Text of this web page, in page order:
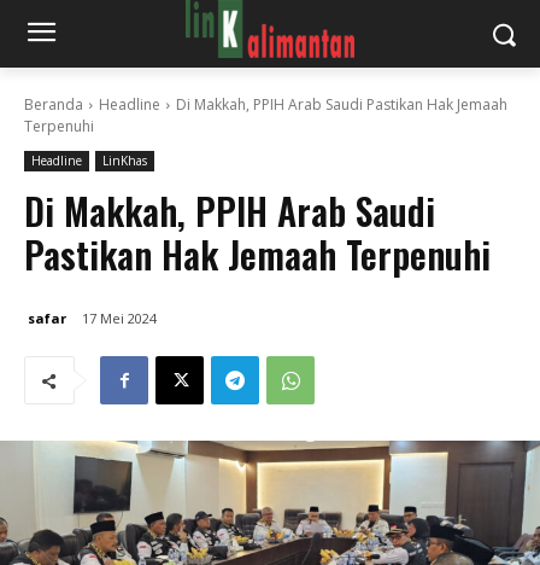
Beranda Headline
Di Makkah, PPIH Arab Saudi Pastikan Hak Jemaah
Terpenuhi
Headline LinKhas
Di Makkah, PPIH Arab Saudi
Pastikan Hak Jemaah Terpenuhi
safar 17 Mei 2024